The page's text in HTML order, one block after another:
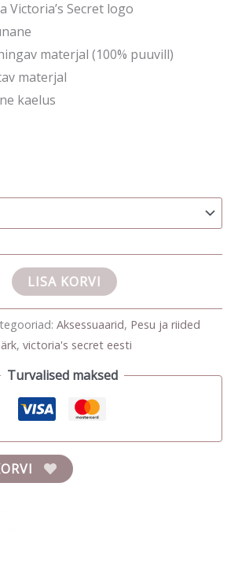
Victoria’s Secret logo
materjal (100% puuvill)
materjal
kaelus
LISA KORVI
Aksessuaarid, Pesu ja riided
, victoria's secret eesti
Turvalised maksed